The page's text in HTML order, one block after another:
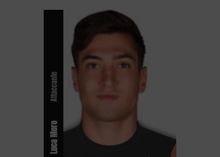
Luca Moro
Attaccante